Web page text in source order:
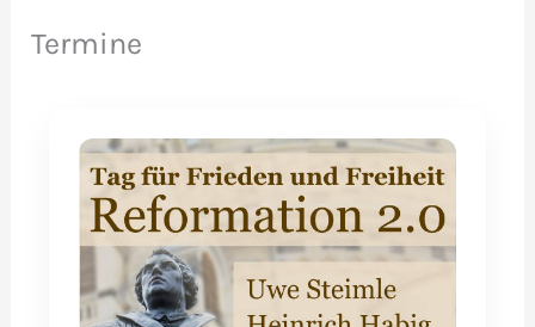
Termine